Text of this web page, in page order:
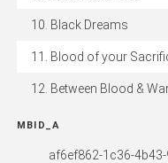
Black Dreams
Blood of your
Between Blood &
MBID_A
af6ef862-1c36-